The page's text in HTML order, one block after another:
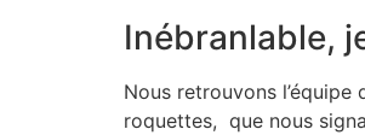
Inébranlable,
Nous retrouvons l’équipe
roquettes, que nous